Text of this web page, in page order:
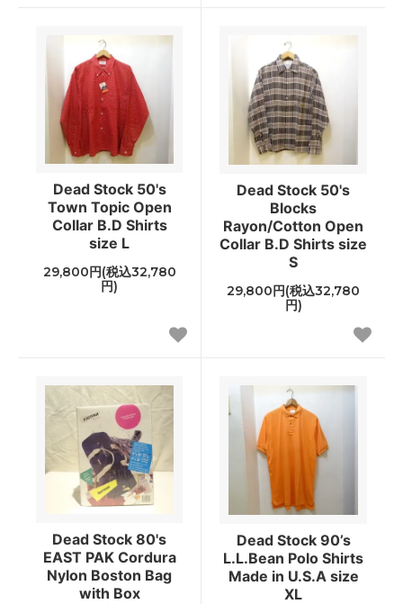
Dead Stock 50's
Town Topic Open
Collar B.D Shirts
size L
29,800円(税込32,780
円)
Dead Stock 50's
Blocks
Rayon/Cotton Open
Collar B.D Shirts size
S
29,800円(税込32,780
円)
Dead Stock 80's
EAST PAK Cordura
Nylon Boston Bag
with Box
Dead Stock 90’s
L.L.Bean Polo Shirts
Made in U.S.A size
XL